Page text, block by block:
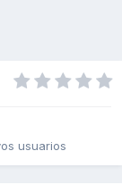
usuarios